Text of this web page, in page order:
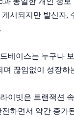
게시되지만 발신자,
베이스는 누구나
끊임없이 성장
이빗은 트랜잭션
하면서 약간 증가